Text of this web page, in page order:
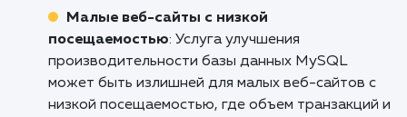
Оптимизация запросов, кэширование
настройка индексов позволяют ускорить
процессы заказа, обработки платежей и
товаров, а также обеспечить плавное и